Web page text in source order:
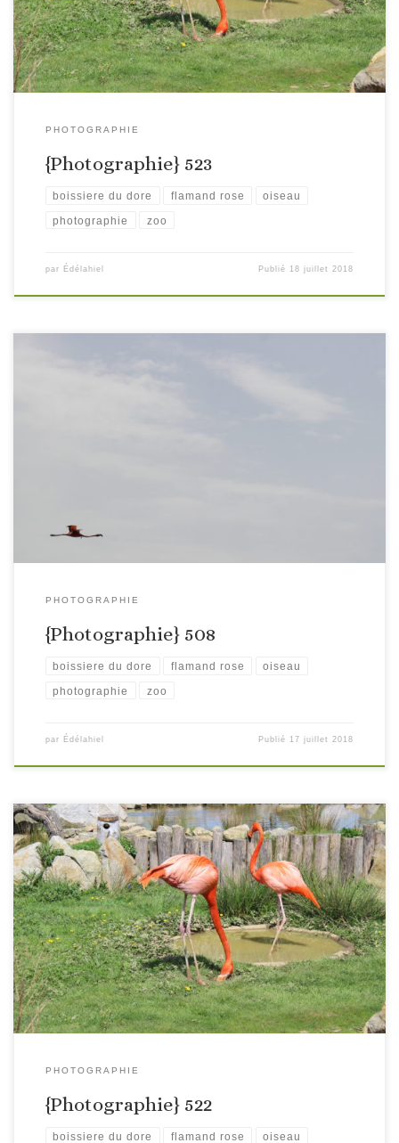
PHOTOGRAPHIE
{Photographie} 523
boissiere du dore flamand rose oiseau
photographie zoo
par Édélahiel Publié 18 juillet 2018
PHOTOGRAPHIE
{Photographie} 508
boissiere du dore flamand rose oiseau
photographie zoo
par Édélahiel Publié 17 juillet 2018
PHOTOGRAPHIE
{Photographie} 522
boissiere du dore flamand rose oiseau